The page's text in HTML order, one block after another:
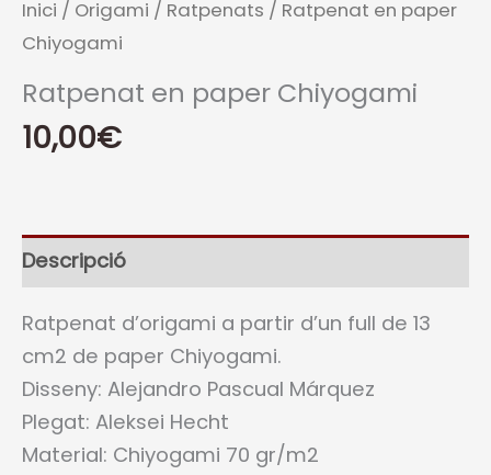
Inici / Origami / Ratpenats / Ratpenat en paper
Chiyogami
Ratpenat en paper Chiyogami
10,00€
Descripció
Ratpenat d’origami a partir d’un full de 13
cm2 de paper Chiyogami.
Disseny: Alejandro Pascual Márquez
Plegat: Aleksei Hecht
Material: Chiyogami 70 gr/m2